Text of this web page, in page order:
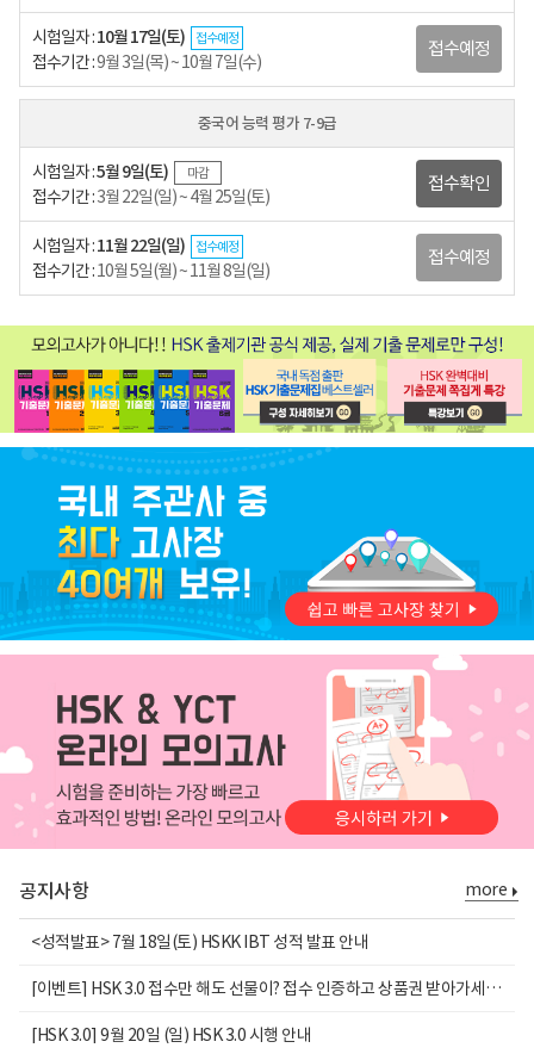
시험일자 :10월 17일(토) 접수예정
접수기간 :9월 3일(목) ~ 10월 7일(수)
접수예정
중국어 능력 평가 7-9급
시험일자 :5월 9일(토) 마감
접수기간 :3월 22일(일) ~ 4월 25일(토)
접수확인
시험일자 :11월 22일(일) 접수예정
접수기간 :10월 5일(월) ~ 11월 8일(일)
접수예정
공지사항
<성적발표> 7월 18일(토) HSKK IBT 성적 발표 안내
[이벤트] HSK 3.0 접수만 해도 선물이? 접수 인증하고 상품권 받아가세요!
[HSK 3.0] 9월 20일 (일) HSK 3.0 시행 안내
more
고객님의 소중한 개인정보 보호를 위해
비밀번호를 변경
해주세요.
고객님의 비밀번호가 3개월간 변경되지 않았습니다.
일정이 경과하여 확인이 불가합니다.
수험표 출력은 접수일 ~ 시험일 까지만 가능합니다.
확인
접수가 취소되어 수험표 확인이
불가합니다.
확인
수험표 출력 안내 문자 수신 후
출력 가능합니다.
확인
수험표 출력이 불가능합니다.
확인
마케팅 정보 수신을 위해
문자 수신 또는 이메일 수신 중 1개를 선택해주세요.
마케팅 정보 수신 동의를
확인 해주세요.
확인